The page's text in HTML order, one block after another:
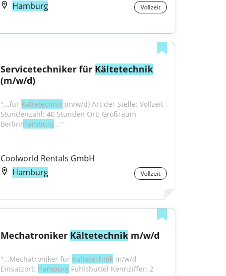
Hamburg
Vollzeit
Servicetechniker für Kältetechnik
(m/w/d)
"...für Kältetechnik (m/w/d) Art der Stelle: Vollzeit
Stundenzahl: 40 Stunden Ort: Großraum
Berlin/Hamburg..."
Coolworld Rentals GmbH
Hamburg
Vollzeit
Mechatroniker Kältetechnik m/w/d
"...Mechatroniker für Kältetechnik m/w/d
Einsatzort: Hamburg Fuhlsbüttel Kennziffer: 2